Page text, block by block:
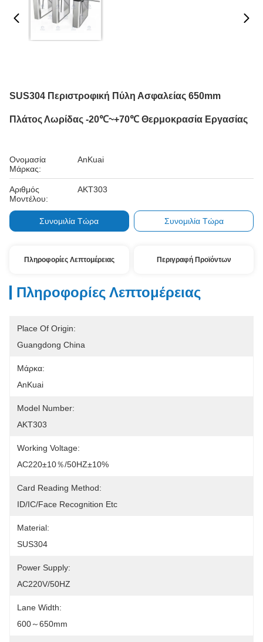
SUS304 Περιστροφική Πύλη Ασφαλείας 650mm
Πλάτος Λωρίδας -20℃~+70℃ Θερμοκρασία Εργασίας
Ονομασία
Μάρκας:
AnKuai
Αριθμός
Μοντέλου:
AKT303
Συνομιλία Τώρα Συνομιλία Τώρα
Πληροφορίες Λεπτομέρειας Περιγραφή Προϊόντων
Πληροφορίες Λεπτομέρειας
Place Of Origin:
Guangdong China
Μάρκα:
AnKuai
Model Number:
AKT303
Working Voltage:
AC220±10％/50HZ±10%
Card Reading Method:
ID/IC/Face Recognition Etc
Material:
SUS304
Power Supply:
AC220V/50HZ
Lane Width:
600～650mm